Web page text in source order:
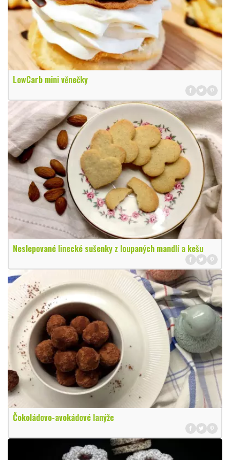
LowCarb mini věnečky
Neslepované linecké sušenky z loupaných mandlí a kešu
Čokoládovo-avokádové lanýže